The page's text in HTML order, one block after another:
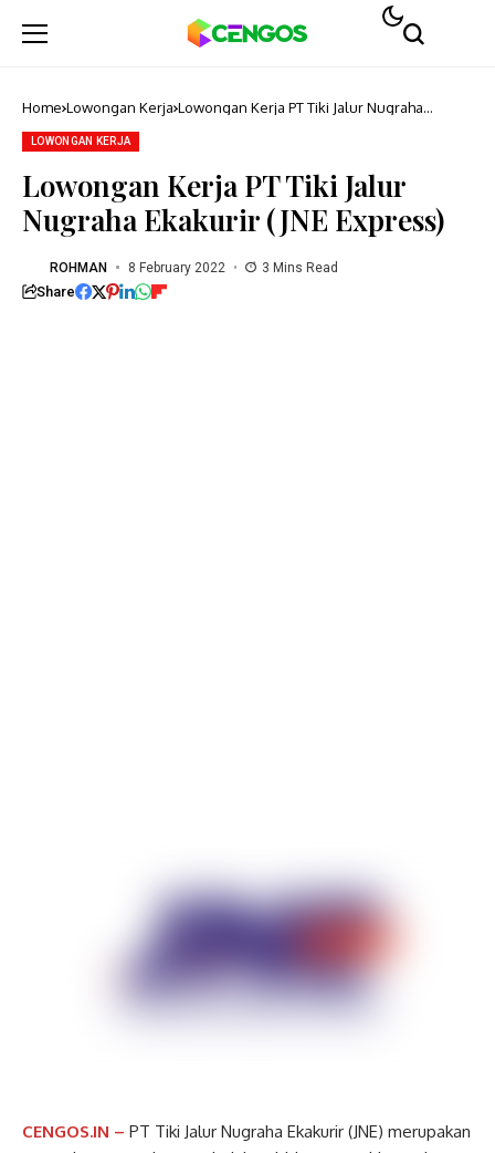
Home Lowongan Kerja Lowongan Kerja PT Tiki Jalur Nugraha
LOWONGAN KERJA
Lowongan Kerja PT Tiki Jalur
Nugraha Ekakurir (JNE Express)
ROHMAN 8 February 2022 3 Mins Read
Share
CENGOS.IN – PT Tiki Jalur Nugraha Ekakurir (JNE) merupakan